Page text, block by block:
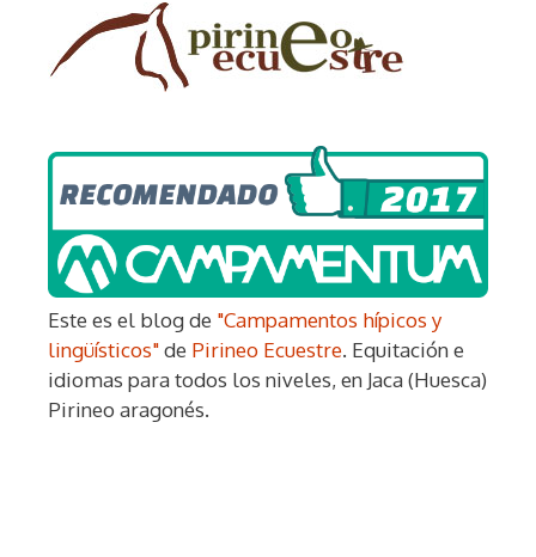
Este es el blog de "Campamentos hípicos y
lingüísticos"de Pirineo Ecuestre. Equitación e
idiomas para todos los niveles, en Jaca (Huesca)
Pirineo aragonés.